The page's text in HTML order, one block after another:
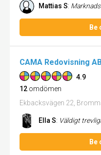
Mattias S: Marknadsföring.
Be
CAMA Redovisning
4.9
12 omdömen
Ekbacksvägen 22,
Ella S: Väldigt trevliga, hjälpsamma
Be